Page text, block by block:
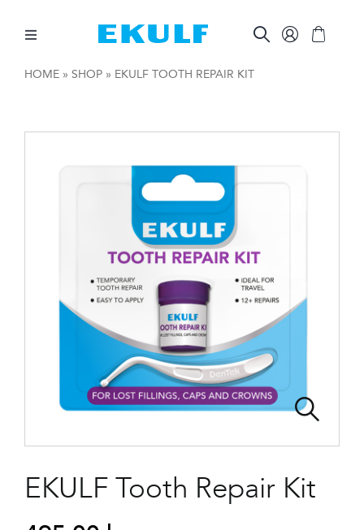
contentToggle
Navigation
FÖR FÖRETAG
HOME» SHOP» EKULF TOOTH REPAIR KIT
EKULF Tooth Repair Kit